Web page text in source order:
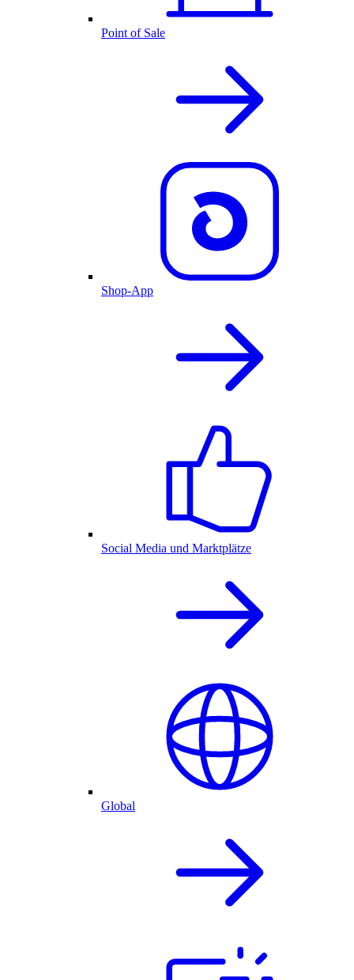
Point of Sale
Shop-App
Social Media und Marktplätze
Global